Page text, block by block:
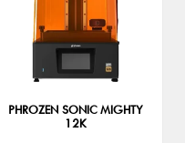
PHROZEN SONIC MIGHTY
12K